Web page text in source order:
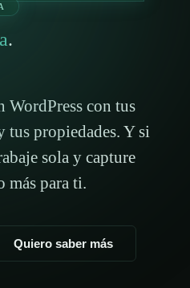
.
WordPress con tus
tus propiedades. Y si
sola y capture
más para ti.
Quiero saber más